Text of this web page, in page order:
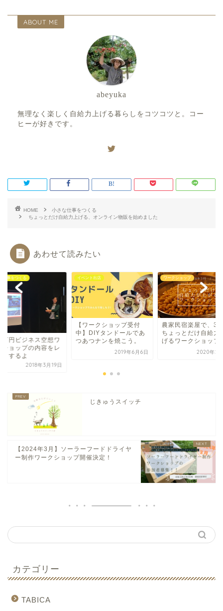
ABOUT ME
abeyuka
無理なく楽しく自給力上げる暮らしをコツコツと。コー
ヒーが好きです。
HOME
小さな仕事をつくる
ちょっとだけ自給力上げる、オンライン物販を始めました
あわせて読みたい
ワ
レ
イベント出店
【ワークショップ受付
中】DIYタンドールであ
つあつナンを焼こう。
ワークショップ
農家民宿楽屋で、3月の
ちょっとだけ自給力を上
げるワークショップ
2020年2月19日
小さな仕事
月三万
ポート
じきゅうスイッチ
【2024年3月】ソーラーフードドライヤ
ー制作ワークショップ開催決定！
カテゴリー
TABICA